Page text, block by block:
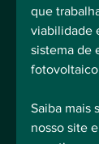
que
viabilidade
sistema de
Saiba mais
nosso site